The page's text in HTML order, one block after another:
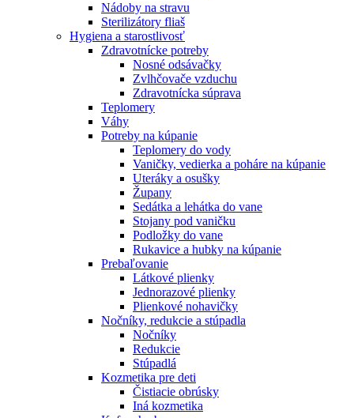
Nádoby na stravu
Sterilizátory fliaš
Hygiena a starostlivosť
Zdravotnícke potreby
Nosné odsávačky
Zvlhčovače vzduchu
Zdravotnícka súprava
Teplomery
Váhy
Potreby na kúpanie
Teplomery do vody
Vaničky, vedierka a poháre na kúpanie
Uteráky a osušky
Župany
Sedátka a lehátka do vane
Stojany pod vaničku
Podložky do vane
Rukavice a hubky na kúpanie
Prebaľovanie
Látkové plienky
Jednorazové plienky
Plienkové nohavičky
Nočníky, redukcie a stúpadla
Nočníky
Redukcie
Stúpadlá
Kozmetika pre deti
Čistiacie obrúsky
Iná kozmetika